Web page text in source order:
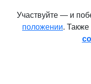
Участвуйте — и
положении.